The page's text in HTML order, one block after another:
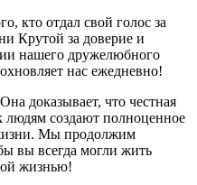
кто отдал свой голос за
Крутой за доверие и
нашего дружелюбного
нас ежедневно!
доказывает, что честная
людям создают полноценное
Мы продолжим
вы всегда могли жить
жизнью!